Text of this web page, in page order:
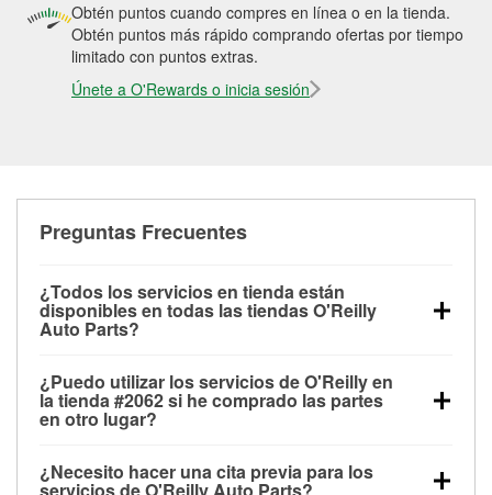
Obtén puntos cuando compres en línea o en la tienda.
Obtén puntos más rápido comprando ofertas por tiempo
limitado con puntos extras.
Únete a O'Rewards o inicia sesión
Preguntas Frecuentes
¿Todos los servicios en tienda están
disponibles en todas las tiendas O'Reilly
Auto Parts?
las pruebas de batería, pruebas de alternador y
motor de arranque, revisión de la luz “Check Engine”
con O'Reilly VeriScan® e instalación de
limpiaparabrisas o bombillas, están disponibles en
todas las tiendas O'Reilly Auto Parts. La tienda
¿Puedo utilizar los servicios de O'Reilly en
la tienda #2062 si he comprado las partes
en otro lugar?
de O'Reilly Auto Parts que estén disponibles en la
¿Necesito hacer una cita previa para los